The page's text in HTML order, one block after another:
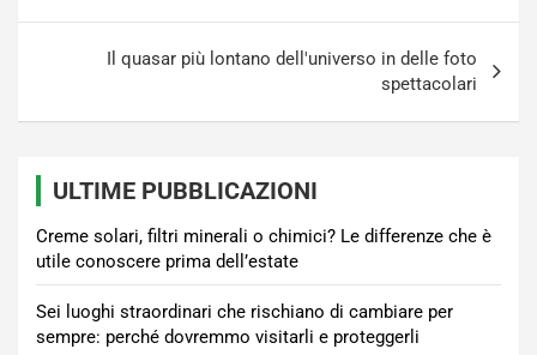
Il quasar più lontano dell'universo in delle foto
spettacolari
ULTIME PUBBLICAZIONI
Creme solari, filtri minerali o chimici? Le differenze che è
utile conoscere prima dell’estate
Sei luoghi straordinari che rischiano di cambiare per
sempre: perché dovremmo visitarli e proteggerli